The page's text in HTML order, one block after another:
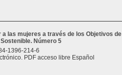
a las mujeres a través de los Objetivos de
Número 5
1396-214-6
PDF acceso libre Español